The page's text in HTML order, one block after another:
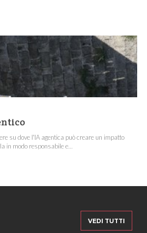
su dove l'IA agentica può creare un impatto
in modo responsabile e...
VEDI TUTTI